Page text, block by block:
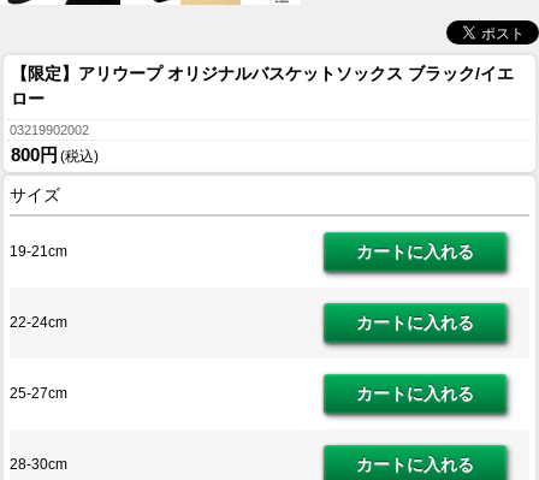
【限定】アリウープ オリジナルバスケットソックス ブラック/イエ
ロー
03219902002
800円 (税込)
サイズ
19-21cm
22-24cm
25-27cm
28-30cm